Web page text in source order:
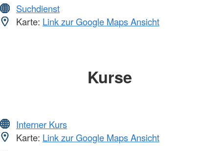
Suchdienst
Karte: Link zur Google Maps Ansicht
Kurse
Interner Kurs
Karte: Link zur Google Maps Ansicht